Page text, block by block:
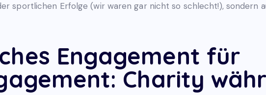
sportlichen Erfolge (wir waren gar nicht so schlecht!), sondern
Engagement für
Charity